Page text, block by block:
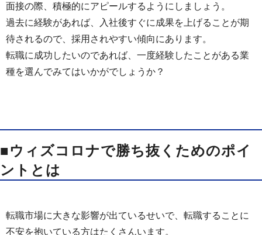
面接の際、積極的にアピールするようにしましょう。
過去に経験があれば、入社後すぐに成果を上げることが期
待されるので、採用されやすい傾向にあります。
転職に成功したいのであれば、一度経験したことがある業
種を選んでみてはいかがでしょうか？
■ウィズコロナで勝ち抜くためのポイ
ントとは
転職市場に大きな影響が出ているせいで、転職することに
不安を抱いている方はたくさんいます。